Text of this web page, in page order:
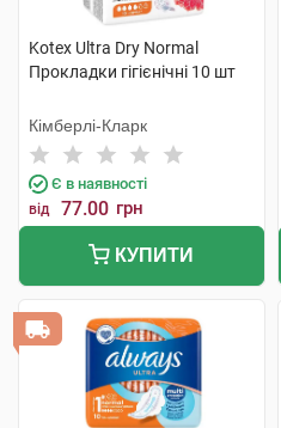
Kotex Ultra Dry Normal
Прокладки гігієнічні 10 шт
Кімберлі-Кларк
Є в наявності
від 77.00 грн
КУПИТИ